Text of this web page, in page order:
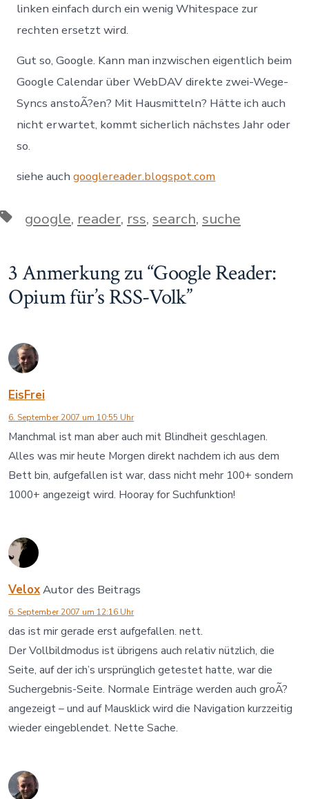
linken einfach durch ein wenig Whitespace zur
rechten ersetzt wird.
Gut so, Google. Kann man inzwischen eigentlich beim
Google Calendar über WebDAV direkte zwei-Wege-
Syncs anstoÃ?en? Mit Hausmitteln? Hätte ich auch
nicht erwartet, kommt sicherlich nächstes Jahr oder
so.
siehe auchgooglereader.blogspot.com
Schlagwörter
google, reader, rss, search, suche
3 Anmerkung zu “Google Reader:
Opium für’s RSS-Volk”
EisFrei
6. September 2007 um 10:55 Uhr
Manchmal ist man aber auch mit Blindheit geschlagen.
Alles was mir heute Morgen direkt nachdem ich aus dem
Bett bin, aufgefallen ist war, dass nicht mehr 100+ sondern
1000+ angezeigt wird. Hooray for Suchfunktion!
VeloxAutor des Beitrags
6. September 2007 um 12:16 Uhr
das ist mir gerade erst aufgefallen. nett.
Der Vollbildmodus ist übrigens auch relativ nützlich, die
Seite, auf der ich’s ursprünglich getestet hatte, war die
Suchergebnis-Seite. Normale Einträge werden auch groÃ?
angezeigt – und auf Mausklick wird die Navigation kurzzeitig
wieder eingeblendet. Nette Sache.